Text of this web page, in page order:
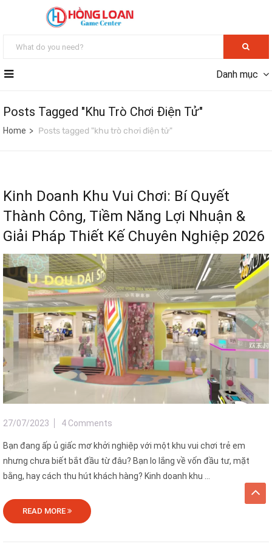
Danh mục
Posts Tagged "khu Trò Chơi Điện Tử"
Home Posts tagged "khu trò chơi điện tử"
Kinh Doanh Khu Vui Chơi: Bí Quyết
Thành Công, Tiềm Năng Lợi Nhuận &
Giải Pháp Thiết Kế Chuyên Nghiệp 2026
27/07/2023 4 Comments
Bạn đang ấp ủ giấc mơ khởi nghiệp với một khu vui chơi trẻ em
nhưng chưa biết bắt đầu từ đâu? Bạn lo lắng về vốn đầu tư, mặt
bằng, hay cách thu hút khách hàng? Kinh doanh khu ...
READ MORE